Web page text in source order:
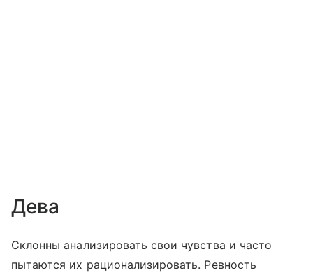
Дева
Склонны анализировать свои чувства и часто
пытаются их рационализировать. Ревность